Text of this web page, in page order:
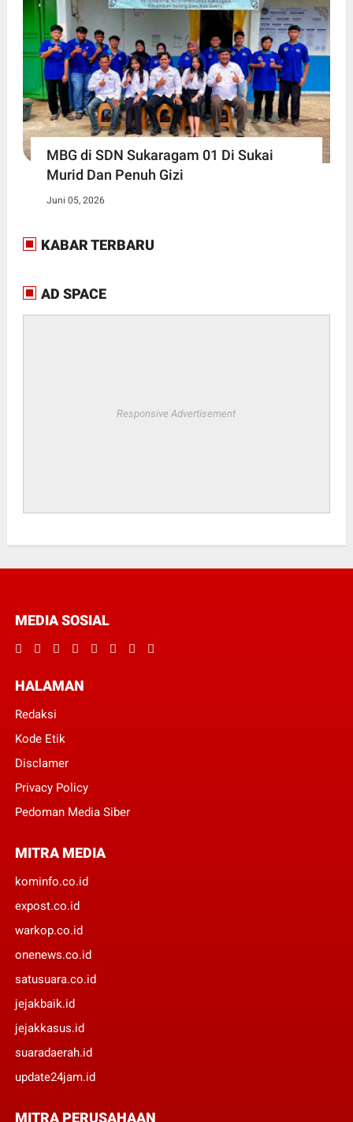
MBG di SDN Sukaragam 01 Di Sukai
Murid Dan Penuh Gizi
Juni 05, 2026
KABAR TERBARU
AD SPACE
Responsive Advertisement
MEDIA SOSIAL
HALAMAN
Redaksi
Kode Etik
Disclamer
Privacy Policy
Pedoman Media Siber
MITRA MEDIA
kominfo.co.id
expost.co.id
warkop.co.id
onenews.co.id
satusuara.co.id
jejakbaik.id
jejakkasus.id
suaradaerah.id
update24jam.id
MITRA PERUSAHAAN